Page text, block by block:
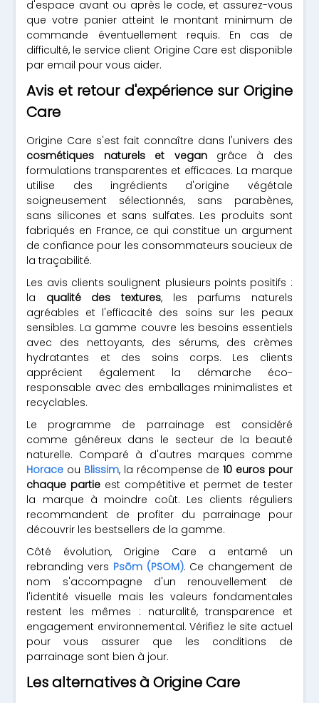
d'espace avant ou après le code, et assurez-vous
que votre panier atteint le montant minimum de
commande éventuellement requis. En cas de
difficulté, le service client Origine Care est disponible
par email pour vous aider.
Avis et retour d'expérience sur Origine
Care
Origine Care s'est fait connaître dans l'univers des
cosmétiques naturels et vegangrâce à des
formulations transparentes et efficaces. La marque
utilise des ingrédients d'origine végétale
soigneusement sélectionnés, sans parabènes,
sans silicones et sans sulfates. Les produits sont
fabriqués en France, ce qui constitue un argument
de confiance pour les consommateurs soucieux de
la traçabilité.
Les avis clients soulignent plusieurs points positifs :
la qualité des textures, les parfums naturels
agréables et l'efficacité des soins sur les peaux
sensibles. La gamme couvre les besoins essentiels
avec des nettoyants, des sérums, des crèmes
hydratantes et des soins corps. Les clients
apprécient également la démarche éco-
responsable avec des emballages minimalistes et
recyclables.
Le programme de parrainage est considéré
comme généreux dans le secteur de la beauté
naturelle. Comparé à d'autres marques comme
Horace ou Blissim, la récompense de10 euros pour
chaque partie est compétitive et permet de tester
la marque à moindre coût. Les clients réguliers
recommandent de profiter du parrainage pour
découvrir les bestsellers de la gamme.
Côté évolution, Origine Care a entamé un
rebranding vers Psōm (PSOM). Ce changement de
nom s'accompagne d'un renouvellement de
l'identité visuelle mais les valeurs fondamentales
restent les mêmes : naturalité, transparence et
engagement environnemental. Vérifiez le site actuel
pour vous assurer que les conditions de
parrainage sont bien à jour.
Les alternatives à Origine Care